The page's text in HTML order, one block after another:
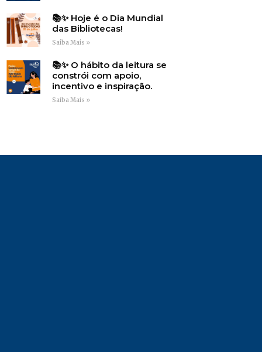
📚✨ Hoje é o Dia Mundial
das Bibliotecas!
Saiba Mais »
📚✨ O hábito da leitura se
constrói com apoio,
incentivo e inspiração.
Saiba Mais »